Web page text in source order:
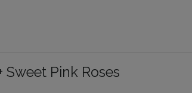
Pink Roses